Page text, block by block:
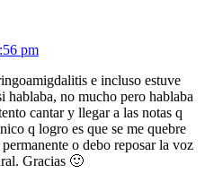
pm
e incluso estuve
hablaba, no mucho pero hablaba
cantar y llegar a las notas q
q logro es que se me quebre
o debo reposar la voz
Gracias 🙂